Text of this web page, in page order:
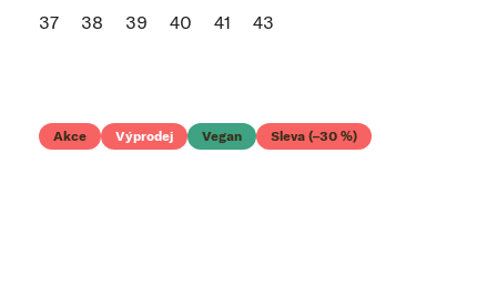
37 38 39 40 41 43
Akce Výprodej Vegan Sleva (–30 %)